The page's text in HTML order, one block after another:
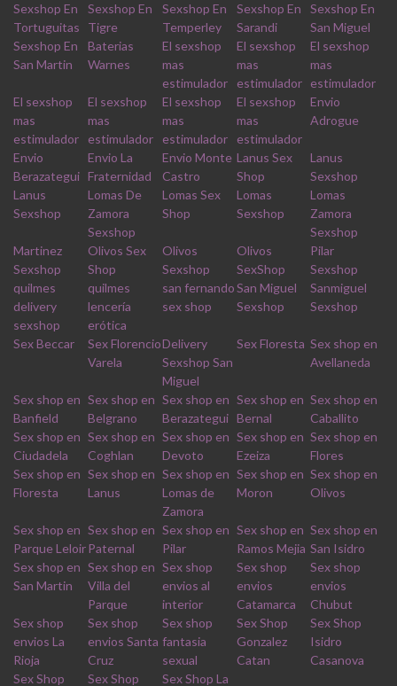
Sexshop En
Tortuguitas
Sexshop En
Tigre
Sexshop En
Temperley
Sexshop En
Sarandi
Sexshop En
San Miguel
Sexshop En
San Martin
Baterias
Warnes
El sexshop
mas
estimulador
El sexshop
mas
estimulador
El sexshop
mas
estimulador
El sexshop
mas
estimulador
El sexshop
mas
estimulador
El sexshop
mas
estimulador
El sexshop
mas
estimulador
Envio
Adrogue
Envio
Berazategui
Envio La
Fraternidad
Envio Monte
Castro
Lanus Sex
Shop
Lanus
Sexshop
Lanus
Sexshop
Lomas De
Zamora
Sexshop
Lomas Sex
Shop
Lomas
Sexshop
Lomas
Zamora
Sexshop
Martinez
Sexshop
Olivos Sex
Shop
Olivos
Sexshop
Olivos
SexShop
Pilar
Sexshop
quilmes
delivery
sexshop
quilmes
lencería
erótica
san fernando
sex shop
San Miguel
Sexshop
Sanmiguel
Sexshop
Sex Beccar
Sex Florencio
Varela
Delivery
Sexshop San
Miguel
Sex Floresta Sex shop en
Avellaneda
Sex shop en
Banfield
Sex shop en
Belgrano
Sex shop en
Berazategui
Sex shop en
Bernal
Sex shop en
Caballito
Sex shop en
Ciudadela
Sex shop en
Coghlan
Sex shop en
Devoto
Sex shop en
Ezeiza
Sex shop en
Flores
Sex shop en
Floresta
Sex shop en
Lanus
Sex shop en
Lomas de
Zamora
Sex shop en
Moron
Sex shop en
Olivos
Sex shop en
Parque Leloir
Sex shop en
Paternal
Sex shop en
Pilar
Sex shop en
Ramos Mejia
Sex shop en
San Isidro
Sex shop en
San Martin
Sex shop en
Villa del
Parque
Sex shop
envios al
interior
Sex shop
envios
Catamarca
Sex shop
envios
Chubut
Sex shop
envios La
Rioja
Sex shop
envios Santa
Cruz
Sex shop
fantasia
sexual
Sex Shop
Gonzalez
Catan
Sex Shop
Isidro
Casanova
Sex Shop
Sex Shop Sex Shop La